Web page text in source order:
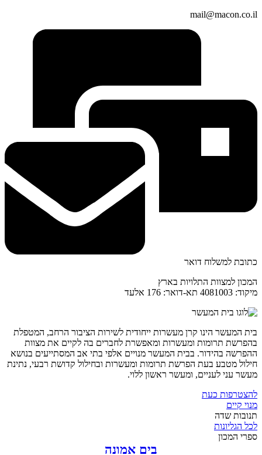
mail@macon.co.il
כתובת למשלוח דואר
המכון למצוות התלויות בארץ
מיקוד: 4081003 תא-דואר: 176 אלעד
בית המעשר הינו קרן מעשרות ייחודית לשירות הציבור הרחב, המטפלת
בהפרשת תרומות ומעשרות ומאפשרת לחברים בה לקיים את מצוות
ההפרשה בהידור. בבית המעשר מנויים אלפי בתי אב המסתייעים בנושא
חילול מטבע בעת הפרשת תרומות ומעשרות ובחילול קדושת רבעי, נתינת
מעשר עני לעניים, ומעשר ראשון ללוי.
להצטרפות כעת
מנוי קיים
תנובות שדה
לכל הגליונות
ספרי המכון
בים אמונה